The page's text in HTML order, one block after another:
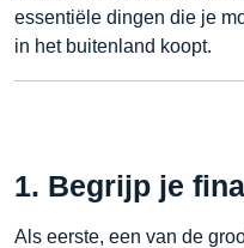
essentiële dingen die je
in het buitenland koopt.
1. Begrijp je
Als eerste, een van de